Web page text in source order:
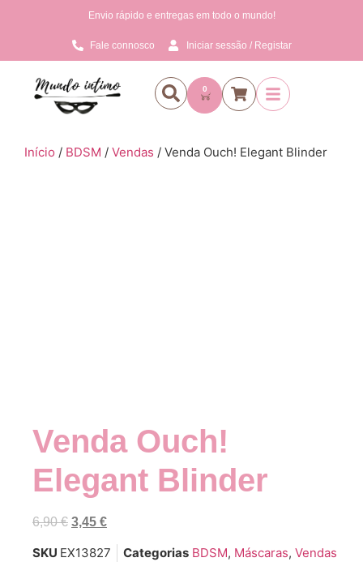
Envio rápido e entregas em todo o mundo!
Fale connosco Iniciar sessão / Registar
0
Início / BDSM / Vendas / Venda Ouch! Elegant Blinder
Venda Ouch!
Elegant Blinder
6,90€ 3,45 €
SKU EX13827 Categorias BDSM, Máscaras, Vendas